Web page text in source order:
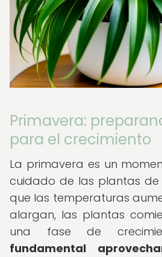
Primavera:
para el crecimiento
La primavera es un
cuidado de las plantas de
que las temperaturas
alargan, las plantas
una fase de
fundamental